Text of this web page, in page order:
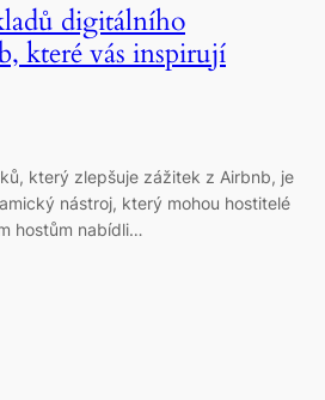
digitálního
které vás inspirují
který zlepšuje zážitek z Airbnb, je
nástroj, který mohou hostitelé
hostům nabídli…